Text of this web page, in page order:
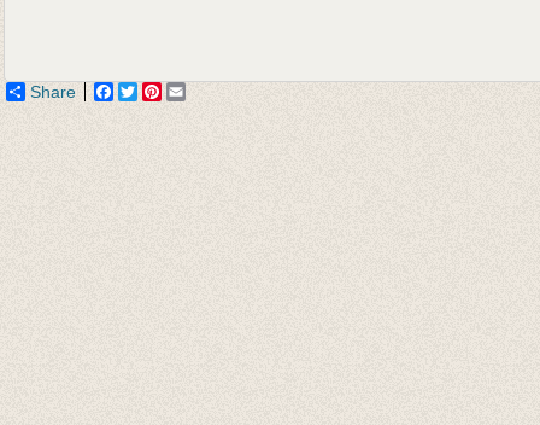
Share Facebook
TwitterPinterest